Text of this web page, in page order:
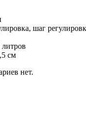
шаг
см
нет.